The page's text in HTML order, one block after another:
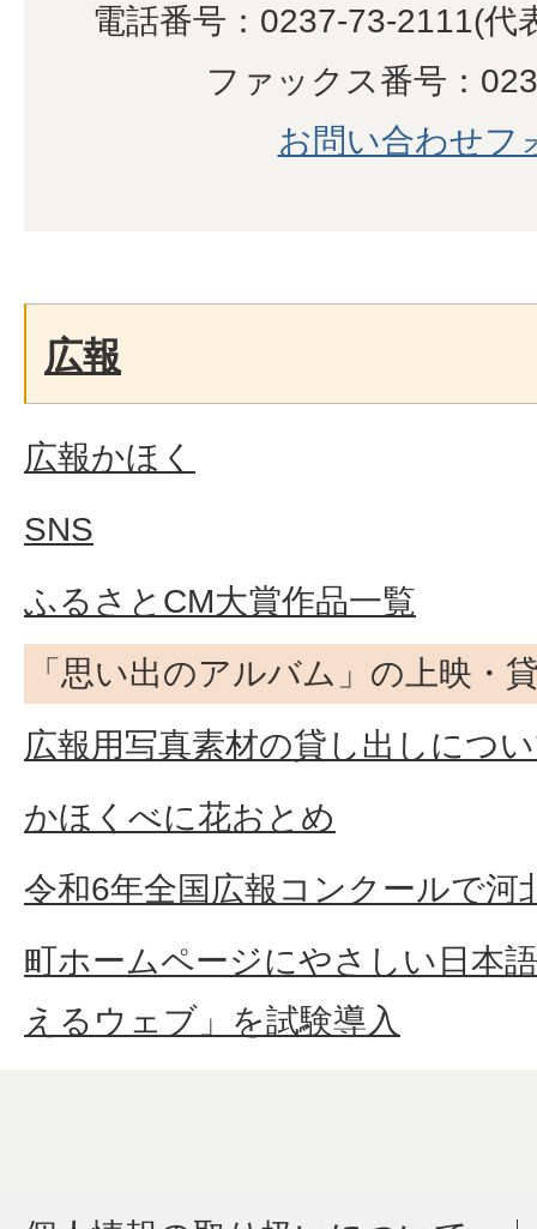
電話番号：0237-73-2111(代
ファックス番号：
お問い合わせフ
広報
広報かほく
SNS
ふるさとCM大賞作品一覧
「思い出のアルバム」の上映・
広報用写真素材の貸し出しにつ
かほくべに花おとめ
令和6年全国広報コンクールで河
町ホームページにやさしい日本
えるウェブ」を試験導入